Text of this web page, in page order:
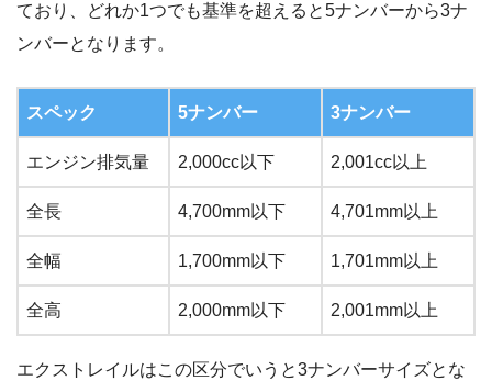
ており、どれか1つでも基準を超えると5ナンバーから3ナ
ンバーとなります。
スペック 5ナンバー 3ナンバー
エンジン排気量 2,000cc以下 2,001cc以上
全長 4,700mm以下 4,701mm以上
全幅 1,700mm以下 1,701mm以上
全高 2,000mm以下 2,001mm以上
エクストレイルはこの区分でいうと3ナンバーサイズとな